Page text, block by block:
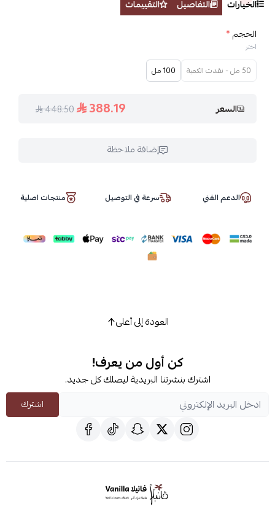
الخيارات التفاصيل
التقييمات
الحجم*
اختر
50 مل - نفدت الكمية 100 مل
السعر 388.19
448.50
إضافة ملاحظة
الدعم الفني سرعة في التوصيل منتجات اصلية
العودة إلى أعلى
كن أول من يعرف!
اشترك بنشرتنا البريدية ليصلك كل جديد.
اشترك